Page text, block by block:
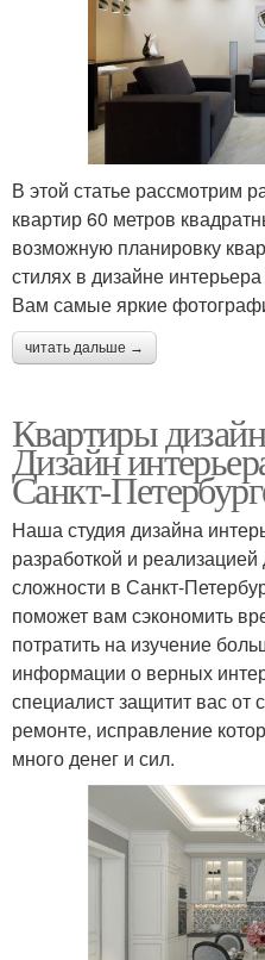
В этой статье рассмотрим
квартир 60 метров
возможную планировку
стилях в дизайне
Вам самые яркие
читать дальше →
Квартиры
Дизайн
Санкт-
Наша студия дизайна
разработкой и
сложности в Санкт-
поможет вам сэкономить
потратить на изучение
информации о верных
специалист защитит вас
ремонте, исправление
много денег и сил.